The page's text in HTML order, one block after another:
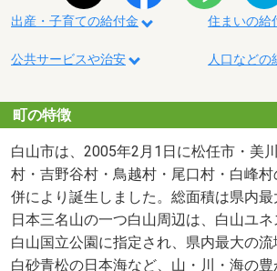
出産・子育ての給付金 住まいの給
公共サービスや治安 人口などの
町の特徴
白山市は、2005年2月1日に松任市・美
村・吉野谷村・鳥越村・尾口村・白峰
併により誕生しました。総面積は県内最
日本三名山の一つ白山周辺は、白山ユ
白山国立公園に指定され、県内最大の流
白砂青松の日本海など、山・川・海の